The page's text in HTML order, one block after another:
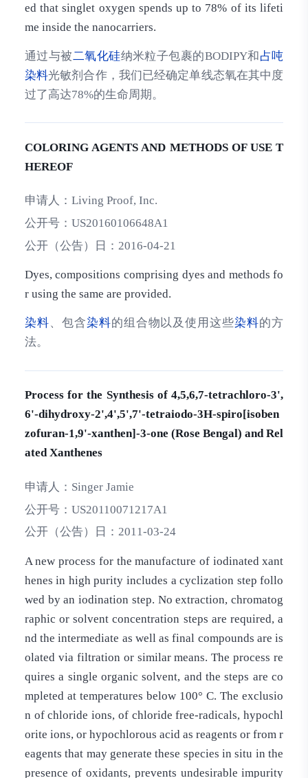
ed that singlet oxygen spends up to 78% of its lifeti
me inside the nanocarriers.
通过与被二氧化硅纳米粒子包裹的BODIPY和占吨
染料光敏剂合作，我们已经确定单线态氧在其中度
过了高达78%的生命周期。
COLORING AGENTS AND METHODS OF USE T
HEREOF
申请人： Living Proof, Inc.
公开号： US20160106648A1
公开（公告）日： 2016-04-21
Dyes, compositions comprising dyes and methods fo
r using the same are provided.
染料、包含染料的组合物以及使用这些染料的方
法。
Process for the Synthesis of 4,5,6,7-tetrachloro-3',
6'-dihydroxy-2',4',5',7'-tetraiodo-3H-spiro[isoben
zofuran-1,9'-xanthen]-3-one (Rose Bengal) and Rel
ated Xanthenes
申请人： Singer Jamie
公开号： US20110071217A1
公开（公告）日： 2011-03-24
A new process for the manufacture of iodinated xant
henes in high purity includes a cyclization step follo
wed by an iodination step. No extraction, chromatog
raphic or solvent concentration steps are required, a
nd the intermediate as well as final compounds are is
olated via filtration or similar means. The process re
quires a single organic solvent, and the steps are co
mpleted at temperatures below 100° C. The exclusio
n of chloride ions, of chloride free-radicals, hypochl
orite ions, or hypochlorous acid as reagents or from r
eagents that may generate these species in situ in the
presence of oxidants, prevents undesirable impurity